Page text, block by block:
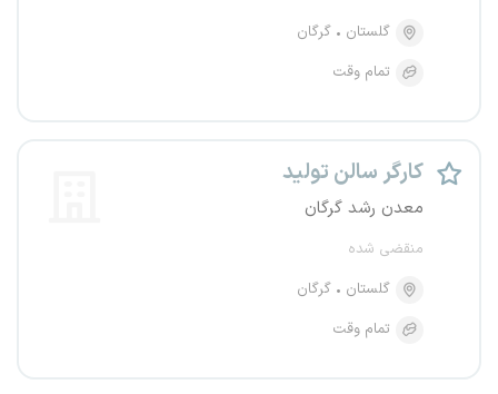
گلستان
گرگان
تمام وقت
کارگر سالن تولید
معدن رشد گرگان
منقضی شده
گلستان
گرگان
تمام وقت